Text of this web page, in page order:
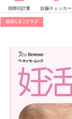
排卵日計算 妊娠チェッカー
妊活たまごクラブ